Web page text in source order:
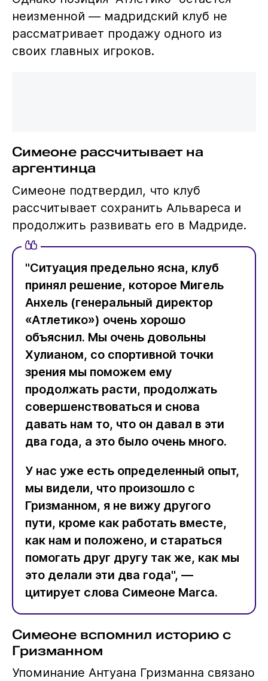
неизменной — мадридский клуб не
рассматривает продажу одного из
своих главных игроков.
Симеоне рассчитывает на
аргентинца
Симеоне подтвердил, что клуб
рассчитывает сохранить Альвареса и
продолжить развивать его в Мадриде.
"Ситуация предельно ясна, клуб
принял решение, которое Мигель
Анхель (генеральный директор
«Атлетико») очень хорошо
объяснил. Мы очень довольны
Хулианом, со спортивной точки
зрения мы поможем ему
продолжать расти, продолжать
совершенствоваться и снова
давать нам то, что он давал в эти
два года, а это было очень много.
У нас уже есть определенный опыт,
мы видели, что произошло с
Гризманном, я не вижу другого
пути, кроме как работать вместе,
как нам и положено, и стараться
помогать друг другу так же, как мы
это делали эти два года", —
цитирует слова Симеоне Marca.
Симеоне вспомнил историю с
Гризманном
Упоминание Антуана Гризманна связано